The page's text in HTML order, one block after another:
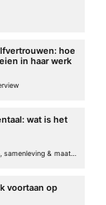
hoe
in haar werk
wat is het
algemeen, hooroplossingen, hoorproblemen, samenleving & maatschappij
voortaan op